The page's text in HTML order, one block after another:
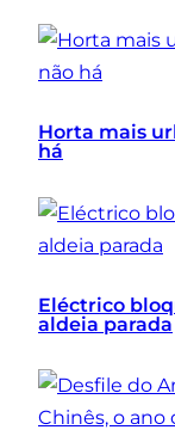
Horta mais
há
Eléctrico
aldeia parada